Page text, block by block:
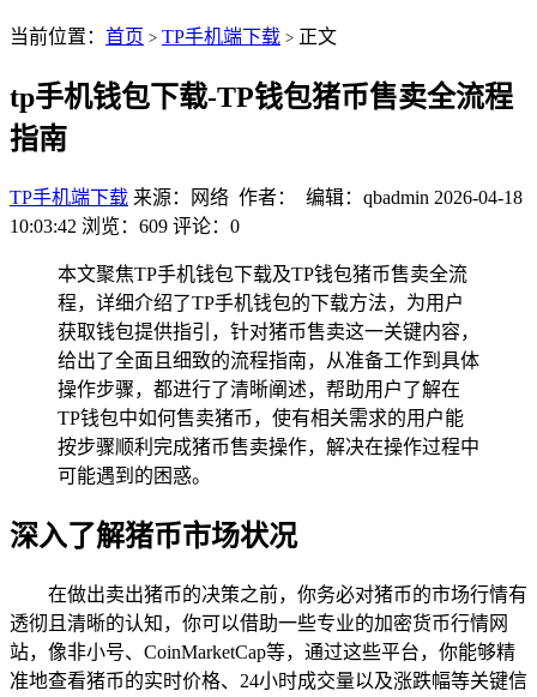
当前位置： 首页 > TP手机端下载 > 正文
tp手机钱包下载-TP钱包猪币售卖全流程
指南
TP手机端下载 来源：网络 作者： 编辑：qbadmin 2026-04-18
10:03:42 浏览：609 评论：0
本文聚焦TP手机钱包下载及TP钱包猪币售卖全流
程，详细介绍了TP手机钱包的下载方法，为用户
获取钱包提供指引，针对猪币售卖这一关键内容，
给出了全面且细致的流程指南，从准备工作到具体
操作步骤，都进行了清晰阐述，帮助用户了解在
TP钱包中如何售卖猪币，使有相关需求的用户能
按步骤顺利完成猪币售卖操作，解决在操作过程中
可能遇到的困惑。
深入了解猪币市场状况
在做出卖出猪币的决策之前，你务必对猪币的市场行情有
透彻且清晰的认知，你可以借助一些专业的加密货币行情网
站，像非小号、CoinMarketCap等，通过这些平台，你能够精
准地查看猪币的实时价格、24小时成交量以及涨跌幅等关键信